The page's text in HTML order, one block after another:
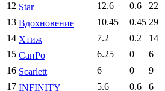
12 Star 12.6 0.6 22
13 Вдохновение 10.45 0.45 29
14 Хтиж 7.2 0.2 14
15 СанРо 6.25 0 6
16 Scarlett 6 0 9
17 INFINITY 5.6 0.6 6